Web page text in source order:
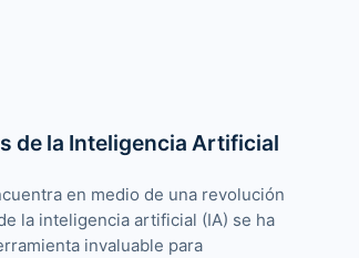
de la Inteligencia Artificial
en medio de una revolución
la inteligencia artificial (IA) se ha
invaluable para